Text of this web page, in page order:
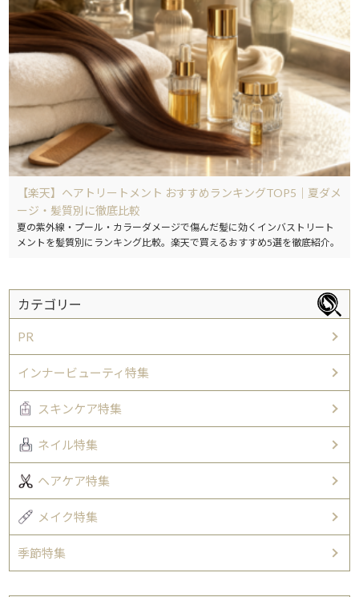
【楽天】ヘアトリートメント おすすめランキングTOP5｜夏ダメ
ージ・髪質別に徹底比較
夏の紫外線・プール・カラーダメージで傷んだ髪に効くインバストリート
メントを髪質別にランキング比較。楽天で買えるおすすめ5選を徹底紹介。
カテゴリー
PR
インナービューティ特集
スキンケア特集
ネイル特集
ヘアケア特集
メイク特集
季節特集